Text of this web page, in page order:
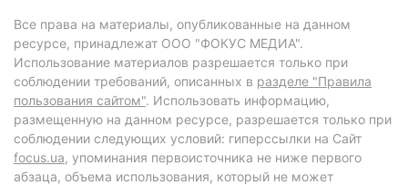
Все права на материалы, опубликованные на данном
ресурсе, принадлежат ООО "ФОКУС МЕДИА".
Использование материалов разрешается только при
соблюдении требований, описанных в разделе "Правила
пользования сайтом". Использовать информацию,
размещенную на данном ресурсе, разрешается только при
соблюдении следующих условий: гиперссылки на Сайт
focus.ua, упоминания первоисточника не ниже первого
абзаца, объема использования, который не может